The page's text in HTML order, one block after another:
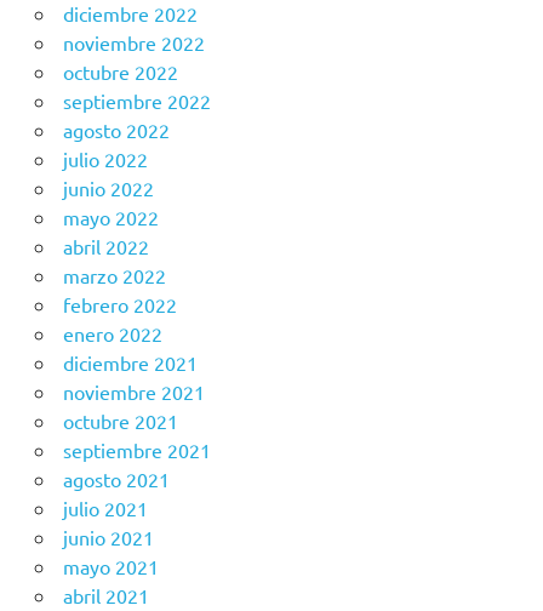
diciembre 2022
noviembre 2022
octubre 2022
septiembre 2022
agosto 2022
julio 2022
junio 2022
mayo 2022
abril 2022
marzo 2022
febrero 2022
enero 2022
diciembre 2021
noviembre 2021
octubre 2021
septiembre 2021
agosto 2021
julio 2021
junio 2021
mayo 2021
abril 2021